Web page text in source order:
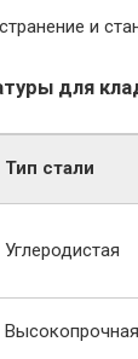
и
для
Тип стали
Углеродистая
Высокопрочная